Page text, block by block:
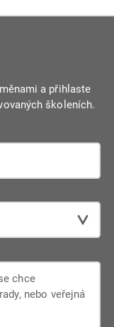
má zajistit hladký
a
a přihlaste
školeních.